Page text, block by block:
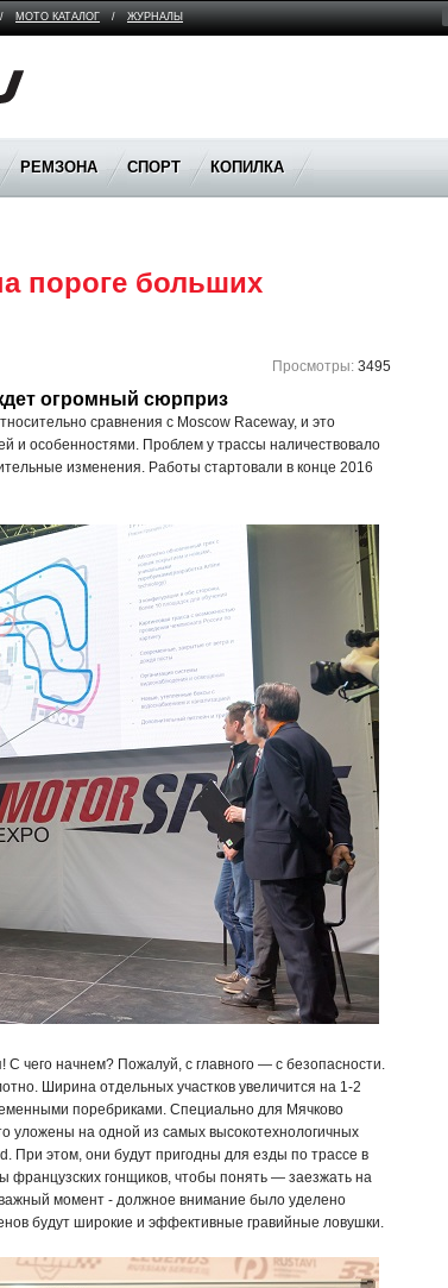
/ МОТО КАТАЛОГ / ЖУРНАЛЫ
РЕМЗОНА СПОРТ КОПИЛКА
пороге больших
Просмотры: 3495
огромный сюрприз
сравнения с Moscow Raceway, и это
и особенностями. Проблем у трассы наличествовало
изменения. Работы стартовали в конце 2016
С чего начнем? Пожалуй, с главного — с безопасности.
Ширина отдельных участков увеличится на 1-2
поребриками. Специально для Мячково
уложены на одной из самых высокотехнологичных
При этом, они будут пригодны для езды по трассе в
французских гонщиков, чтобы понять — заезжать на
момент - должное внимание было уделено
будут широкие и эффективные гравийные ловушки.